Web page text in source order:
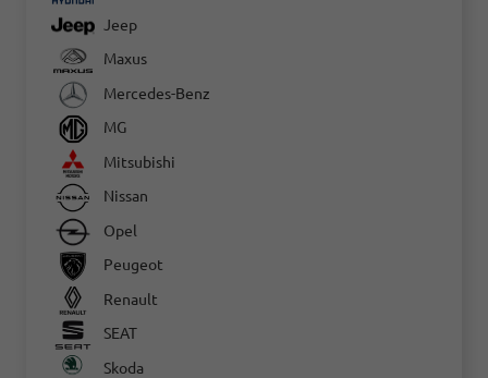
Jeep
Maxus
Mercedes-Benz
MG
Mitsubishi
Nissan
Opel
Peugeot
Renault
SEAT
Skoda